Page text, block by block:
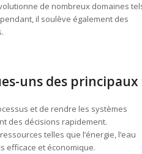
de nombreux domaines
il soulève également des
uns des principaux
et de rendre les systèmes
des décisions rapidement.
telles que l’énergie, l’eau
efficace et économique.